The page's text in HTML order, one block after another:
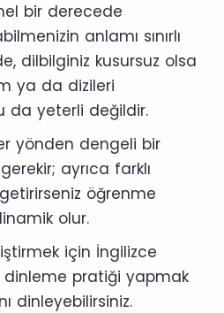
bir derecede
anlamı sınırlı
dilbilginiz kusursuz olsa
ya da dizileri
da yeterli değildir.
yönden dengeli bir
ayrıca farklı
öğrenme
olur.
için İngilizce
dinleme pratiği yapmak
dinleyebilirsiniz.